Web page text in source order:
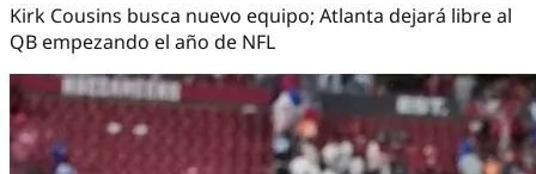
Kirk Cousins busca nuevo equipo; Atlanta dejará libre al
QB empezando el año de NFL